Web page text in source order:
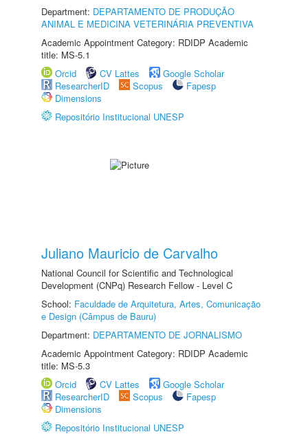
Department: DEPARTAMENTO DE PRODUÇÃO
ANIMAL E MEDICINA VETERINÁRIA PREVENTIVA
Academic Appointment Category: RDIDP Academic
title: MS-5.1
Orcid
CV Lattes
Google Scholar
ResearcherID
Scopus
Fapesp
Dimensions
Repositório Institucional UNESP
Juliano Mauricio de Carvalho
National Council for Scientific and Technological
Development (CNPq) Research Fellow - Level C
School: Faculdade de Arquitetura, Artes, Comunicação
e Design (Câmpus de Bauru)
Department: DEPARTAMENTO DE JORNALISMO
Academic Appointment Category: RDIDP Academic
title: MS-5.3
Orcid
CV Lattes
Google Scholar
ResearcherID
Scopus
Fapesp
Dimensions
Repositório Institucional UNESP